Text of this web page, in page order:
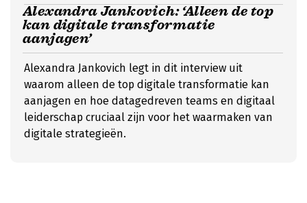
Alexandra Jankovich: ‘Alleen de top
kan digitale transformatie
aanjagen’
Alexandra Jankovich legt in dit interview uit
waarom alleen de top digitale transformatie kan
aanjagen en hoe datagedreven teams en digitaal
leiderschap cruciaal zijn voor het waarmaken van
digitale strategieën.